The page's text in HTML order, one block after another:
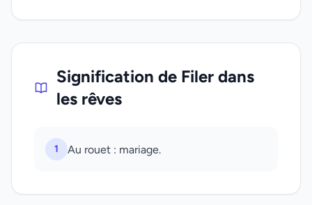
Signification de Filer dans
les rêves
1 Au rouet : mariage.